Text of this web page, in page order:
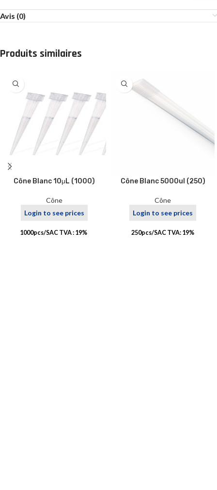
Avis (0)
Produits similaires
Cône Blanc 10μL (1000)
Cône
Login to see prices
1000pcs/SAC TVA : 19%
Cône Blanc 5000ul (250)
Cône
Login to see prices
250pcs/SAC TVA: 19%